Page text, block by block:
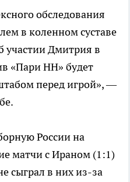
обследования
в коленном суставе
участии Дмитрия в
«Пари НН» будет
перед игрой», —
России на
матчи с Ираном (1:1)
сыграл в них из-за